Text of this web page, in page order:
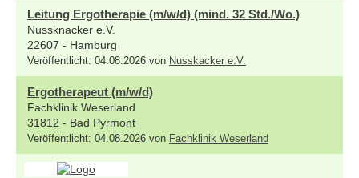
Leitung Ergotherapie (m/w/d) (mind. 32 Std./Wo.)
Nussknacker e.V.
22607 - Hamburg
Veröffentlicht: 04.08.2026 von Nusskacker e.V.
Ergotherapeut (m/w/d)
Fachklinik Weserland
31812 - Bad Pyrmont
Veröffentlicht: 04.08.2026 von Fachklinik Weserland